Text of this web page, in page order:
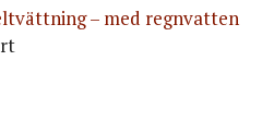
– med regnvatten